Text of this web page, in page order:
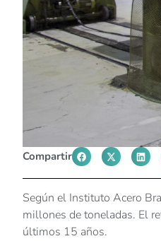
Compartir
Según el Instituto Acero
millones de toneladas. El
últimos 15 años.